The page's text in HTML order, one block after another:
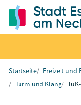
Startseite Freizeit und
Turm und Klang